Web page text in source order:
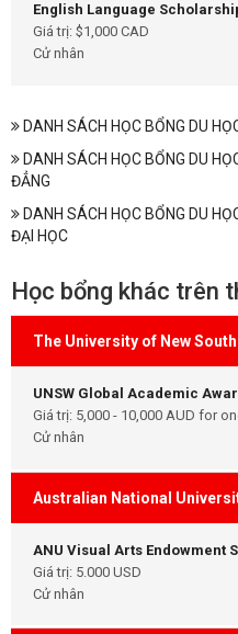
English Language
Giá trị: $1,000 CAD
Cử nhân
DANH SÁCH HỌC BỔNG DU
DANH SÁCH HỌC BỔNG DU
ĐẲNG
DANH SÁCH HỌC BỔNG DU
ĐẠI HỌC
Học bổng khác trên
The University of New
UNSW Global Academic
Giá trị: 5,000 - 10,000 AUD for
Cử nhân
Australian National
ANU Visual Arts Endowment
Giá trị: 5.000 USD
Cử nhân